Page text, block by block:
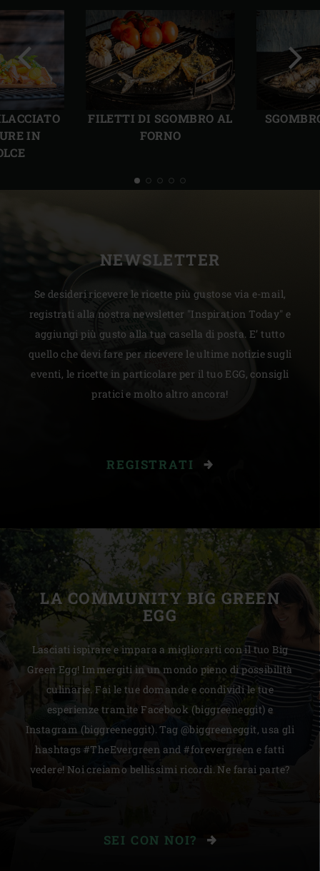
IN
FILETTI DI SGOMBRO AL
FORNO
Precedente
NEWSLETTER
Se desideri ricevere le ricette più gustose via e-mail,
registrati alla nostra newsletter "Inspiration Today" e
aggiungi più gusto alla tua casella di posta. E’ tutto
quello che devi fare per ricevere le ultime notizie sugli
eventi, le ricette in particolare per il tuo EGG, consigli
pratici e molto altro ancora!
REGISTRATI
LA COMMUNITY BIG GREEN
EGG
Lasciati ispirare e impara a migliorarti con il tuo Big
Green Egg! Immergiti in un mondo pieno di possibilità
culinarie. Fai le tue domande e condividi le tue
esperienze tramite Facebook (biggreeneggit) e
Instagram (biggreeneggit). Tag @biggreeneggit, usa gli
hashtags #TheEvergreen and #forevergreen e fatti
vedere! Noi creiamo bellissimi ricordi. Ne farai parte?
SEI CON NOI?